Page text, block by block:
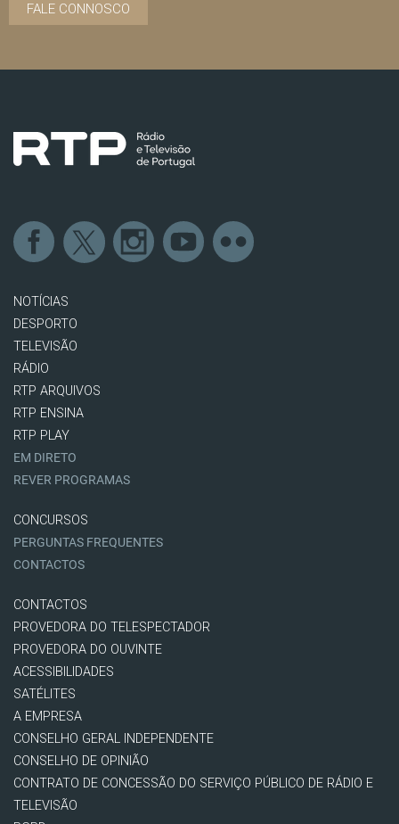
FALE CONNOSCO
NOTÍCIAS
DESPORTO
TELEVISÃO
RÁDIO
RTP ARQUIVOS
RTP ENSINA
RTP PLAY
EM DIRETO
REVER PROGRAMAS
CONCURSOS
PERGUNTAS FREQUENTES
CONTACTOS
CONTACTOS
PROVEDORA DO TELESPECTADOR
PROVEDORA DO OUVINTE
ACESSIBILIDADES
SATÉLITES
A EMPRESA
CONSELHO GERAL INDEPENDENTE
CONSELHO DE OPINIÃO
CONTRATO DE CONCESSÃO DO SERVIÇO PÚBLICO DE RÁDIO E
TELEVISÃO